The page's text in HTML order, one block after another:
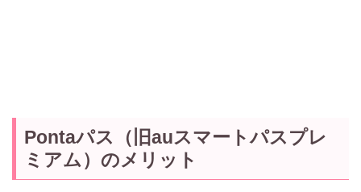
Pontaパス（旧auスマートパスプレ
ミアム）のメリット